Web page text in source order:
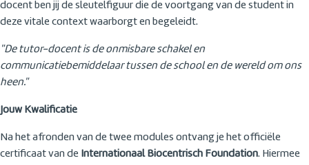
docent ben jij de sleutelfiguur die de voortgang van de student in
deze vitale context waarborgt en begeleidt.
"De tutor-docent is de onmisbare schakel en
communicatiebemiddelaar tussen de school en de wereld om ons
heen."
Jouw Kwalificatie
Na het afronden van de twee modules ontvang je het officiële
certificaat van de Internationaal Biocentrisch Foundation. Hiermee